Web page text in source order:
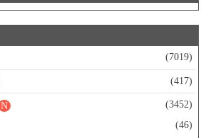
(7019)
(417)
(3452)
N
(46)